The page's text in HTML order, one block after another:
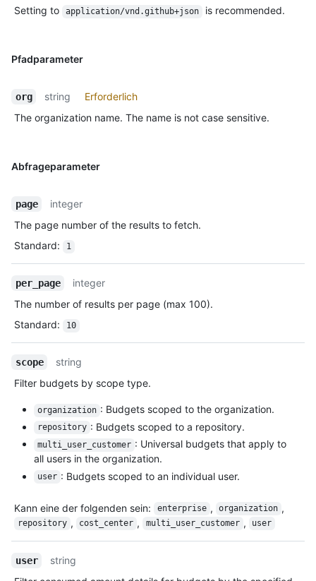
Setting to
application/vnd.github+json is recommended.
Pfadparameter
org string
Erforderlich
The organization name. The name is not case sensitive.
Abfrageparameter
page
integer
The page number of the results to fetch.
Standard: 1
per_page
integer
The number of results per page (max 100).
Standard: 10
scope
string
Filter budgets by scope type.
organization : Budgets scoped to the organization.
repository : Budgets scoped to a repository.
multi_user_customer : Universal budgets that apply to
all users in the organization.
user : Budgets scoped to an individual user.
Kann eine der folgenden sein: enterprise , organization ,
repository , cost_center , multi_user_customer , user
user
string